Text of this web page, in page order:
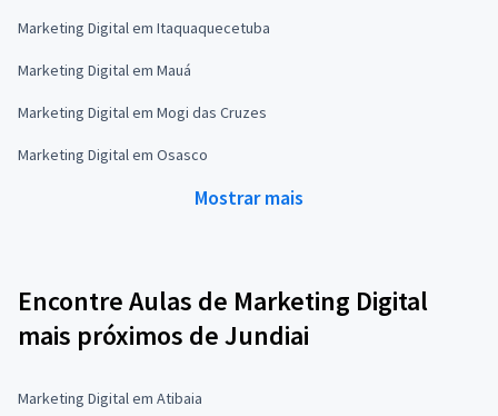
Marketing Digital em Itaquaquecetuba
Marketing Digital em Mauá
Marketing Digital em Mogi das Cruzes
Marketing Digital em Osasco
Mostrar mais
Encontre Aulas de Marketing Digital
mais próximos de Jundiai
Marketing Digital em Atibaia